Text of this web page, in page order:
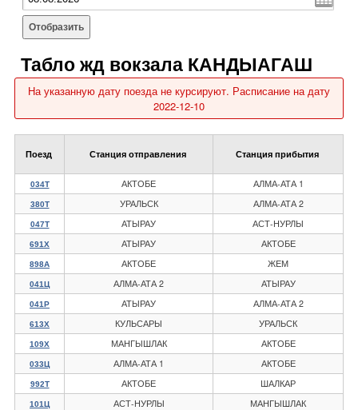
Отобразить
Табло жд вокзала КАНДЫАГАШ
На указанную дату поезда не курсируют. Расписание на дату
2022-12-10
Поезд Станция отправления Станция прибытия
034Т АКТОБЕ АЛМА-АТА 1
380Т УРАЛЬСК АЛМА-АТА 2
047Т АТЫРАУ АСТ-НУРЛЫ
691Х АТЫРАУ АКТОБЕ
898А АКТОБЕ ЖЕМ
041Ц АЛМА-АТА 2 АТЫРАУ
041Р АТЫРАУ АЛМА-АТА 2
613Х КУЛЬСАРЫ УРАЛЬСК
109Х МАНГЫШЛАК АКТОБЕ
033Ц АЛМА-АТА 1 АКТОБЕ
992Т АКТОБЕ ШАЛКАР
101Ц АСТ-НУРЛЫ МАНГЫШЛАК